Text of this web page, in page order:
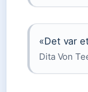
«Det var
Dita Von